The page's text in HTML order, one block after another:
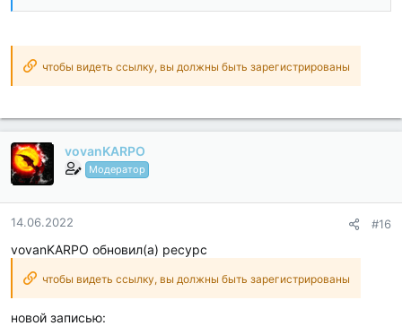
чтобы видеть ссылку, вы должны быть зарегистрированы
vovanKARPO
Модератор
14.06.2022 #16
vovanKARPO обновил(а) ресурс
чтобы видеть ссылку, вы должны быть зарегистрированы
новой записью: